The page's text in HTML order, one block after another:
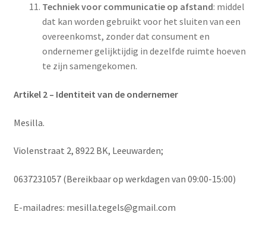
Techniek voor communicatie op afstand: middel
dat kan worden gebruikt voor het sluiten van een
overeenkomst, zonder dat consument en
ondernemer gelijktijdig in dezelfde ruimte hoeven
te zijn samengekomen.
Artikel 2 – Identiteit van de ondernemer
Mesilla.
Violenstraat 2, 8922 BK, Leeuwarden;
0637231057 (Bereikbaar op werkdagen van 09:00-15:00)
E-mailadres: mesilla.tegels@gmail.com